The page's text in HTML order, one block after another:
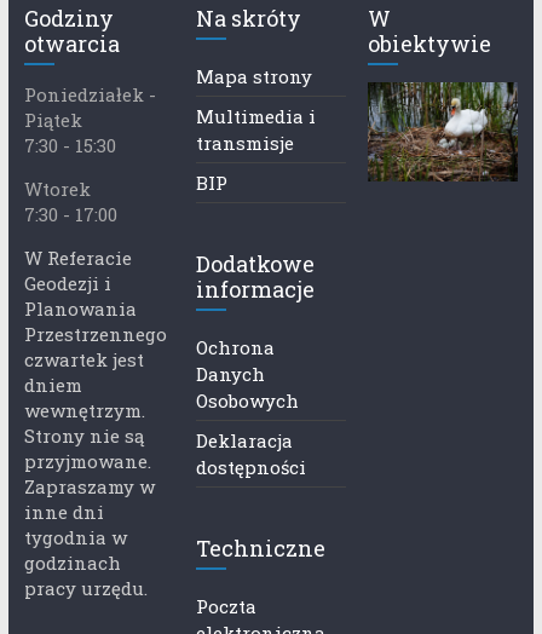
Godziny
otwarcia
Poniedziałek -
Piątek
7:30 - 15:30
Wtorek
7:30 - 17:00
W Referacie
Geodezji i
Planowania
Przestrzennego
czwartek jest
dniem
wewnętrzym.
Strony nie są
przyjmowane.
Zapraszamy w
inne dni
tygodnia w
godzinach
pracy urzędu.
Na skróty
Mapa strony
Multimedia i
transmisje
BIP
Dodatkowe
informacje
Ochrona
Danych
Osobowych
Deklaracja
dostępności
Techniczne
Poczta
W
obiektywie